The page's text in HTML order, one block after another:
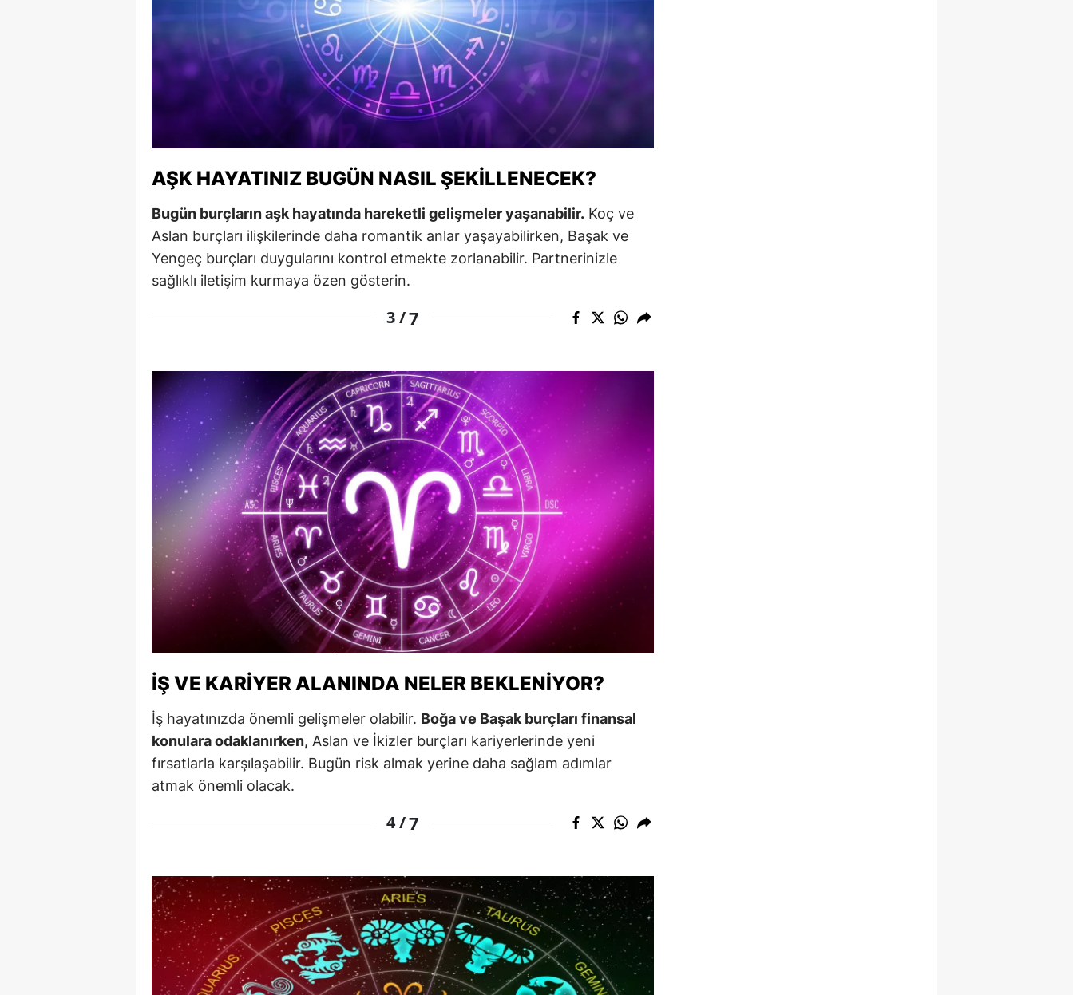
Sinop
Sivas
Tekirdağ
Tokat
Trabzon
Tunceli
Şanlıurfa
Uşak
Van
Aksaray
Bayburt
Karaman
Kırıkkale
Batman
Şırnak
Bartın
Ardahan
Iğdır
Kilis
Osmaniye
AŞK HAYATINIZ BUGÜN NASIL ŞEKILLENECEK?
Bugün burçların aşk hayatında hareketli gelişmeler yaşanabilir. Koç ve
Aslan burçları ilişkilerinde daha romantik anlar yaşayabilirken, Başak ve
Yengeç burçları duygularını kontrol etmekte zorlanabilir. Partnerinizle
sağlıklı iletişim kurmaya özen gösterin.
3 /7
İŞ VE KARIYER ALANINDA NELER BEKLENIYOR?
İş hayatınızda önemli gelişmeler olabilir. Boğa ve Başak burçları finansal
konulara odaklanırken, Aslan ve İkizler burçları kariyerlerinde yeni
fırsatlarla karşılaşabilir. Bugün risk almak yerine daha sağlam adımlar
atmak önemli olacak.
4 /7